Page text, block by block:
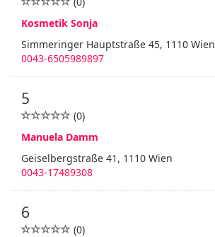
Kosmetik Sonja
Simmeringer Hauptstraße 45, 1110 Wien
0043-6505989897
5
(0)
Manuela Damm
Geiselbergstraße 41, 1110 Wien
0043-17489308
6
(0)